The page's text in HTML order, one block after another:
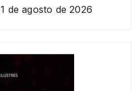
1 de agosto de 2026